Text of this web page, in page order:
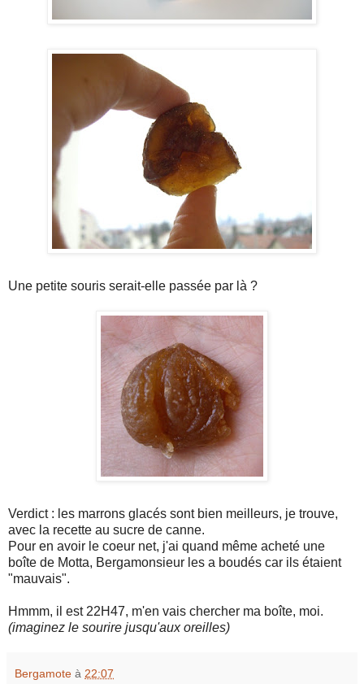
Une petite souris serait-elle passée par là ?
Verdict : les marrons glacés sont bien meilleurs, je trouve,
avec la recette au sucre de canne.
Pour en avoir le coeur net, j'ai quand même acheté une
boîte de Motta, Bergamonsieur les a boudés car ils étaient
"mauvais".
Hmmm, il est 22H47, m'en vais chercher ma boîte, moi.
(imaginez le sourire jusqu'aux oreilles)
Bergamote à 22:07